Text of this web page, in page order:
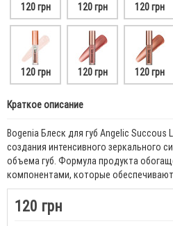
120 грн 120 грн 120 грн
120 грн 120 грн 120 грн
Краткое описание
Bogenia Блеск для губ Angelic Succous
создания интенсивного зеркального
объема губ. Формула продукта
компонентами, которые
120 грн